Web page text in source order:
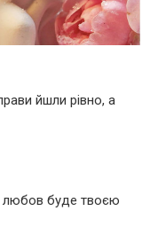
йшли рівно, а
любов буде твоєю